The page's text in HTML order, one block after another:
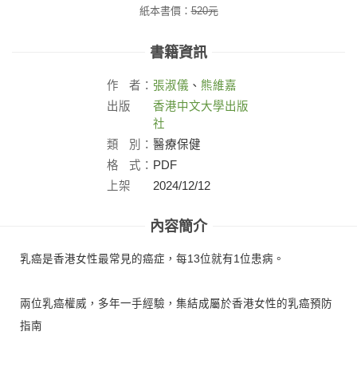
紙本書價：520元
書籍資訊
作 者： 張淑儀 、 熊維嘉
出版
香港中文大學出版
社
類
別： 醫療保健
格
式： PDF
上架
2024/12/12
內容簡介
乳癌是香港女性最常見的癌症，每13位就有1位患病。
兩位乳癌權威，多年一手經驗，集結成屬於香港女性的乳癌預防
指南